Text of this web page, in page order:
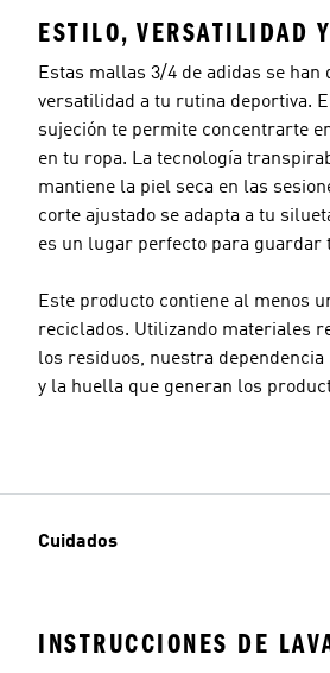
ESTILO, VERSATILIDAD
Estas mallas 3/4 de adidas se han
versatilidad a tu rutina deportiva.
sujeción te permite concentrarte
en tu ropa. La tecnología
mantiene la piel seca en las
corte ajustado se adapta a tu
es un lugar perfecto para guardar
Este producto contiene al menos
reciclados. Utilizando materiales
los residuos, nuestra
y la huella que generan los
Cuidados
INSTRUCCIONES DE